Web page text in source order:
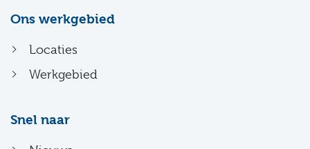
Ons werkgebied
Locaties
Werkgebied
Snel naar